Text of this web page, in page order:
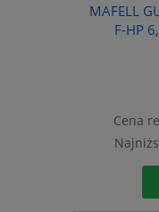
MAFELL
F-HP
Cena